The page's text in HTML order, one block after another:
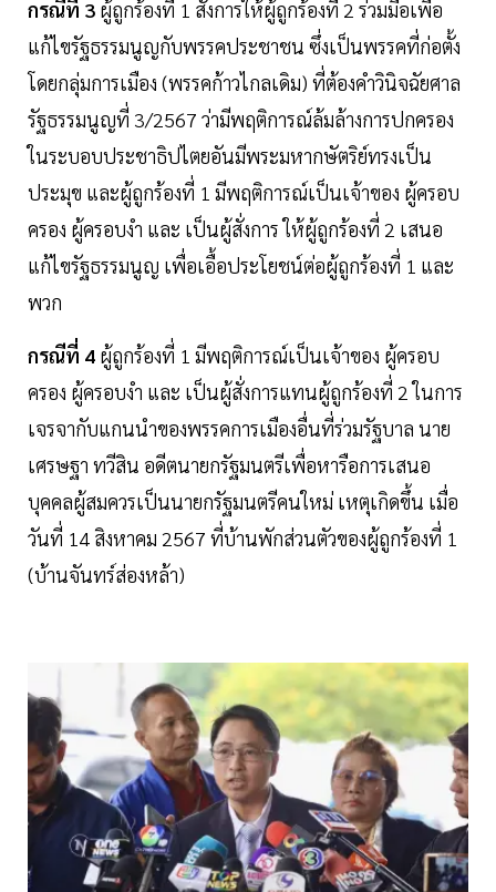
กรณีที่ 3 ผู้ถูกร้องที่ 1 สั่งการให้ผู้ถูกร้องที่ 2 ร่วมมือเพื่อ
แก้ไขรัฐธรรมนูญกับพรรคประชาชน ซึ่งเป็นพรรคที่ก่อตั้ง
โดยกลุ่มการเมือง (พรรคก้าวไกลเดิม) ที่ต้องคำวินิจฉัยศาล
รัฐธรรมนูญที่ 3/2567 ว่ามีพฤติการณ์ล้มล้างการปกครอง
ในระบอบประชาธิปไตยอันมีพระมหากษัตริย์ทรงเป็น
ประมุข และผู้ถูกร้องที่ 1 มีพฤติการณ์เป็นเจ้าของ ผู้ครอบ
ครอง ผู้ครอบงำ และ เป็นผู้สั่งการ ให้ผู้ถูกร้องที่ 2 เสนอ
แก้ไขรัฐธรรมนูญ เพื่อเอื้อประโยชน์ต่อผู้ถูกร้องที่ 1 และ
พวก
กรณีที่ 4 ผู้ถูกร้องที่ 1 มีพฤติการณ์เป็นเจ้าของ ผู้ครอบ
ครอง ผู้ครอบงำ และ เป็นผู้สั่งการแทนผู้ถูกร้องที่ 2 ในการ
เจรจากับแกนนำของพรรคการเมืองอื่นที่ร่วมรัฐบาล นาย
เศรษฐา ทวีสิน อดีตนายกรัฐมนตรีเพื่อหารือการเสนอ
บุคคลผู้สมควรเป็นนายกรัฐมนตรีคนใหม่ เหตุเกิดขึ้น เมื่อ
วันที่ 14 สิงหาคม 2567 ที่บ้านพักส่วนตัวของผู้ถูกร้องที่ 1
(บ้านจันทร์ส่องหล้า)